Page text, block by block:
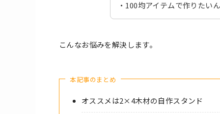
・100均アイテムで作りたい
こんなお悩みを解決します。
本記事のまとめ
オススメは2×4木材の自作スタンド